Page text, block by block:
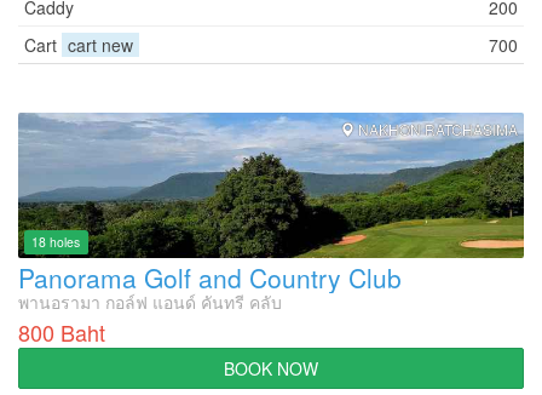
Caddy
200
Cart cart new 700
NAKHON RATCHASIMA
18 holes
Panorama Golf and Country Club
พานอรามา กอล์ฟ แอนด์ คันทรี คลับ
800 Baht
BOOK NOW